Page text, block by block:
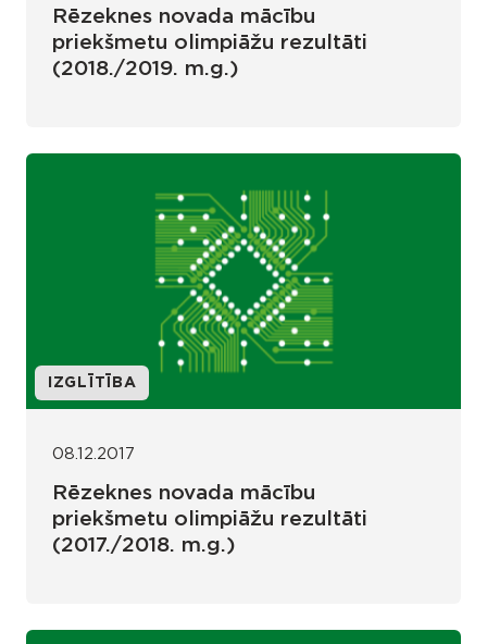
Rēzeknes novada mācību
priekšmetu olimpiāžu rezultāti
(2018./2019. m.g.)
IZGLĪTĪBA
08.12.2017
Rēzeknes novada mācību
priekšmetu olimpiāžu rezultāti
(2017./2018. m.g.)